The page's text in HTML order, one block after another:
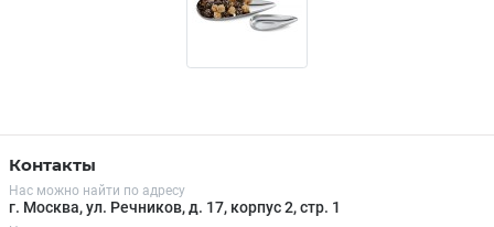
Контакты
Нас можно найти по адресу
г. Москва, ул. Речников, д. 17, корпус 2, стр. 1